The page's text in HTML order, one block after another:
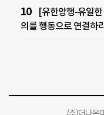
[유한양행-유일
의를 행동으로 연결하